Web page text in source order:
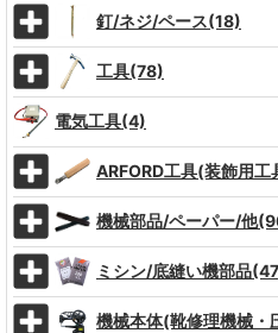
釘/ネジ/ペース(18)
工具(78)
電気工具(4)
ARFORD工具(装飾用
機械部品/ペーパー/他
ミシン/底縫い機部品
機械本体(靴修理機械・